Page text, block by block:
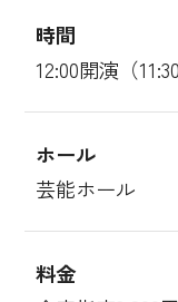
時間
12:00開演（
ホール
芸能ホール
料金